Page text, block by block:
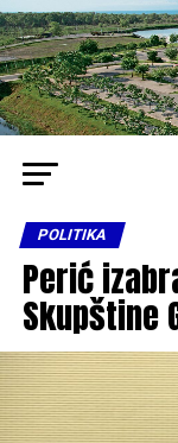
POLITIKA
Perić
Skupštine